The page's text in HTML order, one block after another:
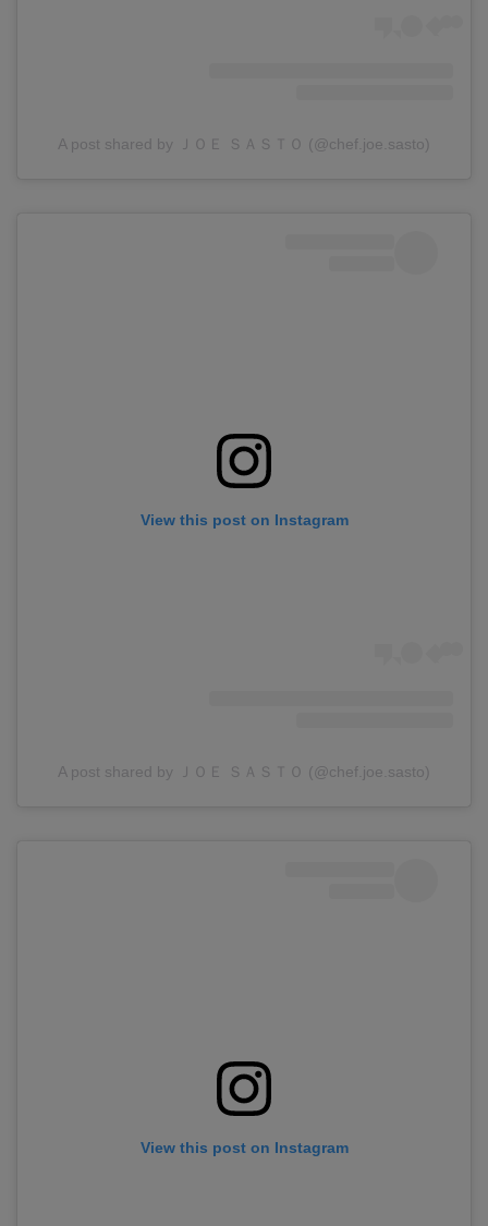
A post shared by ＪＯＥ ＳＡＳＴＯ (@chef.joe.sasto)
View this post on Instagram
A post shared by ＪＯＥ ＳＡＳＴＯ (@chef.joe.sasto)
View this post on Instagram